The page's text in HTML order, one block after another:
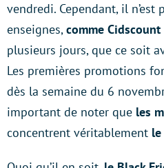
vendredi. Cependant, il
enseignes,comme
plusieurs jours, que ce soit
Les premières promotions
dès la semaine du 6
important de noter que les
concentrent véritablement